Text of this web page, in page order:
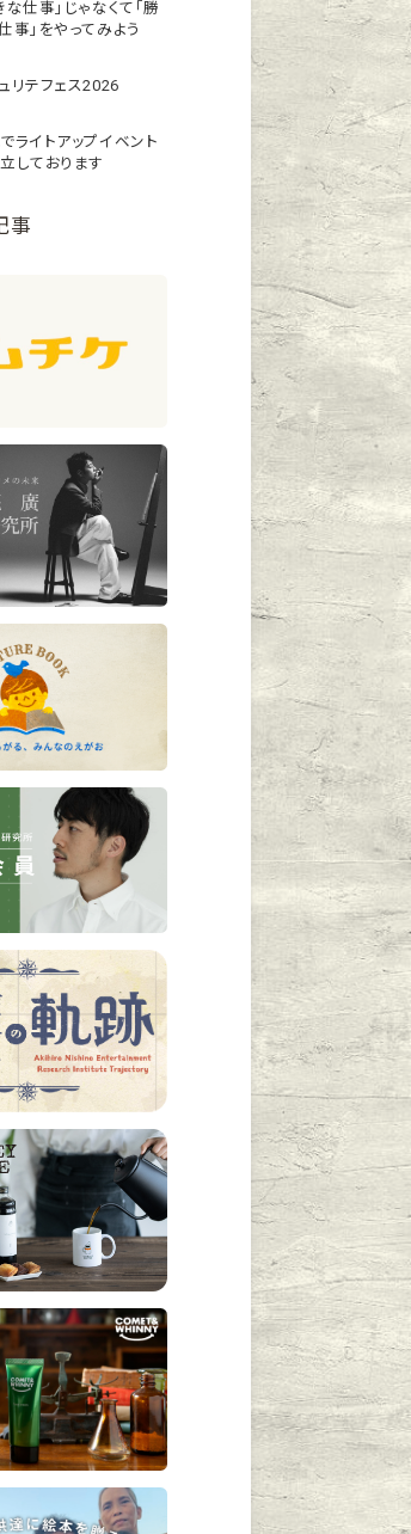
な仕事」じゃなくて「勝
事」をやってみよう
リテフェス2026
ライトアップイベント
しております
事